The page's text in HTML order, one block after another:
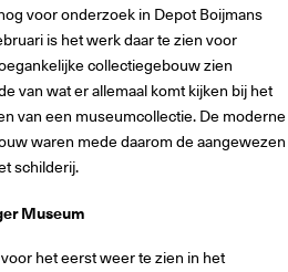
voor onderzoek in Depot Boijmans
is het werk daar te zien voor
collectiegebouw zien
van wat er allemaal komt kijken bij het
van een museumcollectie. De moderne
waren mede daarom de aangewezen
schilderij.
Museum
het eerst weer te zien in het